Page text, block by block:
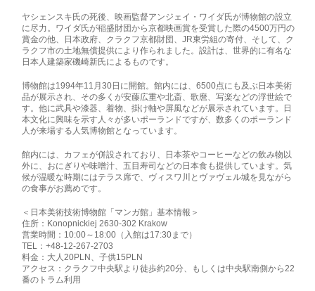
ヤシェンスキ氏の死後、映画監督アンジェイ・ワイダ氏が博物館の設立
に尽力。ワイダ氏が稲盛財団から京都映画賞を受賞した際の4500万円の
賞金の他、日本政府、クラクフ京都財団、JR東労組の寄付、そして、ク
ラクフ市の土地無償提供により作られました。設計は、世界的に有名な
日本人建築家磯崎新氏によるものです。
博物館は1994年11月30日に開館。館内には、6500点にも及ぶ日本美術
品が展示され、その多くが安藤広重や北斎、歌麿、写楽などの浮世絵で
す。他に武具や漆器、着物、掛け軸や屏風などが展示されています。日
本文化に興味を示す人々が多いポーランドですが、数多くのポーランド
人が来場する人気博物館となっています。
館内には、カフェが併設されており、日本茶やコーヒーなどの飲み物以
外に、おにぎりや味噌汁、五目寿司などの日本食も提供しています。気
候が温暖な時期にはテラス席で、ヴィスワ川とヴァヴェル城を見ながら
の食事がお薦めです。
＜日本美術技術博物館「マンガ館」基本情報＞
住所：Konopnickiej 2630-302 Krakow
営業時間：10:00～18:00（入館は17:30まで）
TEL：+48-12-267-2703
料金：大人20PLN、子供15PLN
アクセス：クラクフ中央駅より徒歩約20分、もしくは中央駅南側から22
番のトラム利用